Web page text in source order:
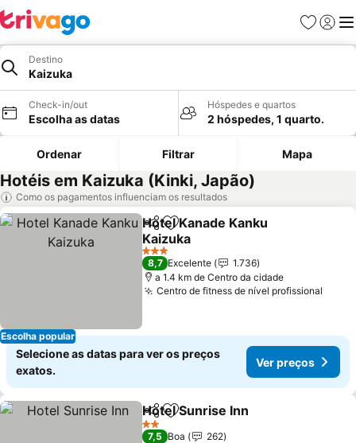
Favoritos
Iniciar
Destino
Kaizuka
Check-in/out
Escolha as datas
Hóspedes e quartos
2 hóspedes, 1 quarto.
Ordenar Filtrar Mapa
Hotéis em Kaizuka (Kinki, Japão)
Como os pagamentos influenciam os resultados
Escolha popular
PartilharAdicionar aos favoritos
Hotel Kanade Kanku
Kaizuka
Ver preços
3 Estrelas
8,7 Excelente
1.736
a 1.4 km de Centro da cidade
Centro de fitness de nível profissional
Selecione as datas para ver os preços
exatos.
Ver preços
PartilharAdicionar aos favoritos
Hotel Sunrise Inn
2 Estrelas
7,5 Boa
262